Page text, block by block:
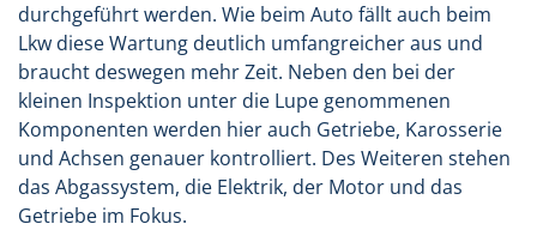
durchgeführt werden. Wie beim Auto fällt auch beim
Lkw diese Wartung deutlich umfangreicher aus und
braucht deswegen mehr Zeit. Neben den bei der
kleinen Inspektion unter die Lupe genommenen
Komponenten werden hier auch Getriebe, Karosserie
und Achsen genauer kontrolliert. Des Weiteren stehen
das Abgassystem, die Elektrik, der Motor und das
Getriebe im Fokus.